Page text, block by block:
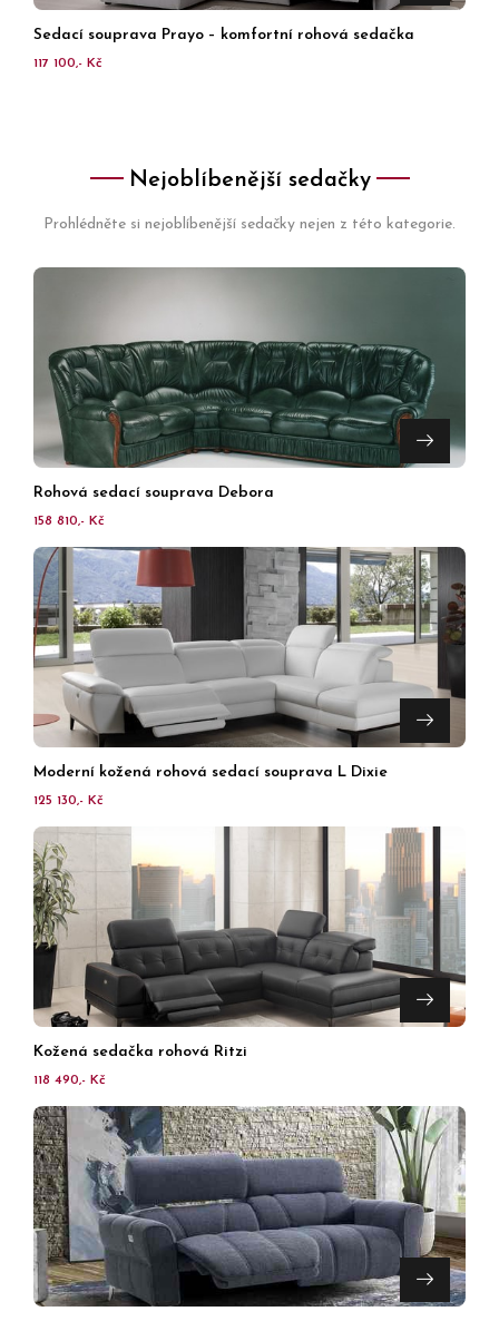
Sedací souprava Prayo – komfortní rohová sedačka
117 100,- Kč
Nejoblíbenější sedačky
Prohlédněte si nejoblíbenější sedačky nejen z této kategorie.
Rohová sedací souprava Debora
158 810,- Kč
Moderní kožená rohová sedací souprava L Dixie
125 130,- Kč
Kožená sedačka rohová Ritzi
118 490,- Kč